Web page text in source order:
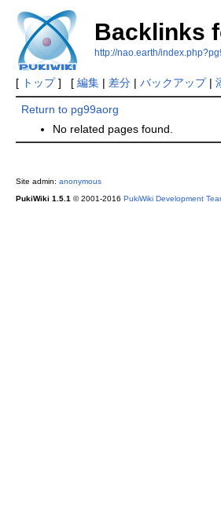
Backlinks
http://nao.earth/
[ トップ] [ 編集| 差分| バックアップ|
Return to pg99aorg
No related pages found.
Site admin: anonymous
PukiWiki 1.5.1 © 2001-2016 PukiWiki Development